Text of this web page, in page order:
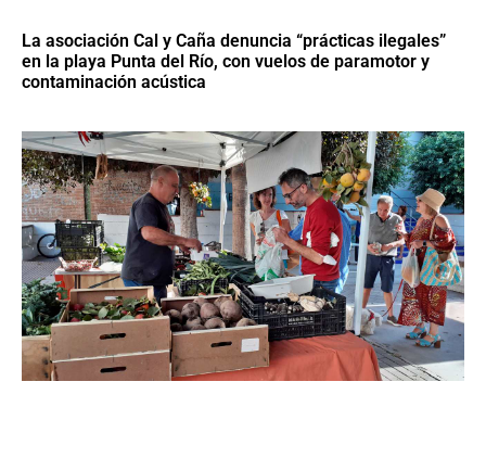
La asociación Cal y Caña denuncia “prácticas ilegales”
en la playa Punta del Río, con vuelos de paramotor y
contaminación acústica